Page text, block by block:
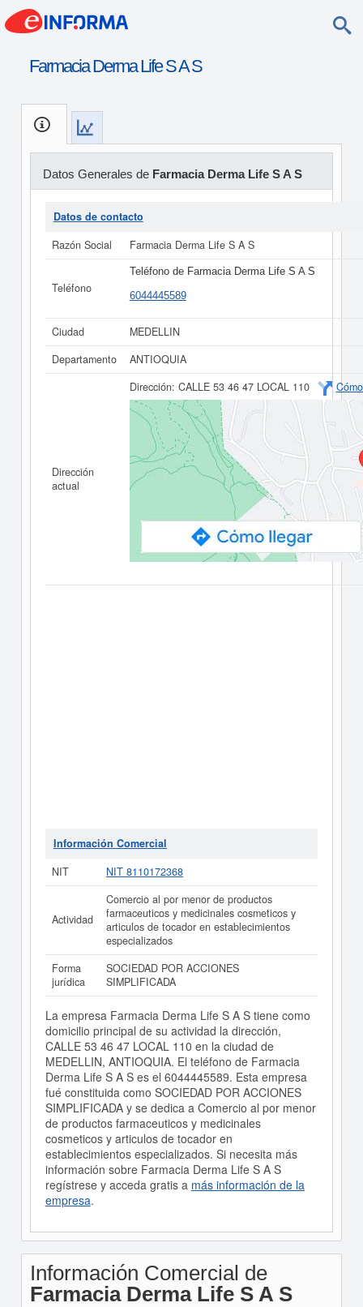
Farmacia Derma Life S A S
Datos Generales de Farmacia Derma Life S A S
Datos de contacto
Razón Social
Farmacia Derma Life S A S
Teléfono
Teléfono de Farmacia Derma Life S A S
6044445589
Ciudad
MEDELLIN
Departamento
ANTIOQUIA
Dirección
actual
Dirección: CALLE 53 46 47 LOCAL 110
Información Comercial
NIT
NIT 8110172368
Actividad
Comercio al por menor de productos
farmaceuticos y medicinales cosmeticos y
articulos de tocador en establecimientos
especializados
Forma
jurídica
SOCIEDAD POR ACCIONES
SIMPLIFICADA
La empresa Farmacia Derma Life S A S tiene como
domicilio principal de su actividad la dirección,
CALLE 53 46 47 LOCAL 110 en la ciudad de
MEDELLIN, ANTIOQUIA. El teléfono de Farmacia
Derma Life S A S es el 6044445589. Esta empresa
fué constituida como SOCIEDAD POR ACCIONES
SIMPLIFICADA y se dedica a Comercio al por menor
de productos farmaceuticos y medicinales
cosmeticos y articulos de tocador en
establecimientos especializados. Si necesita más
información sobre Farmacia Derma Life S A S
regístrese y acceda gratis a más información de la
empresa.
Información Comercial de
Farmacia Derma Life S A S